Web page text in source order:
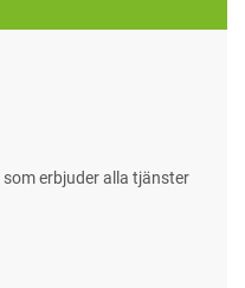
erbjuder alla tjänster